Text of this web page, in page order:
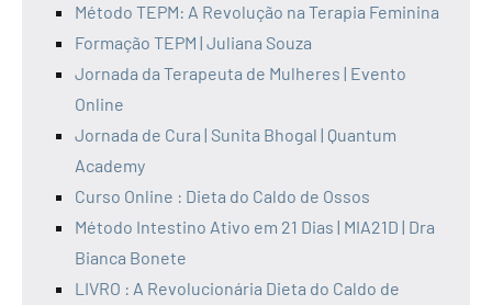
Método TEPM: A Revolução na Terapia Feminina
Formação TEPM | Juliana Souza
Jornada da Terapeuta de Mulheres | Evento
Online
Jornada de Cura | Sunita Bhogal | Quantum
Academy
Curso Online : Dieta do Caldo de Ossos
Método Intestino Ativo em 21 Dias | MIA21D | Dra
Bianca Bonete
LIVRO : A Revolucionária Dieta do Caldo de